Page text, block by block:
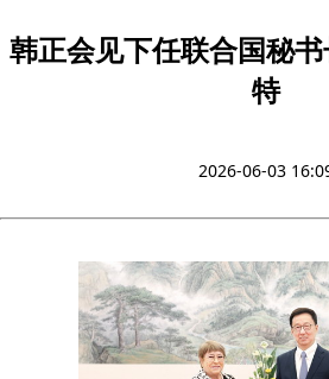
韩正会见下任联合国秘
特
2026-06-03